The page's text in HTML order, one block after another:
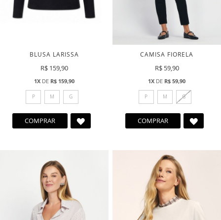
BLUSA LARISSA
R$ 159,90
1XDE R$ 159,90
P M G
COMPRAR
ADICIONAR
CAMISA FIORELA
R$ 59,90
1X DE R$ 59,90
P M G
COMPRAR